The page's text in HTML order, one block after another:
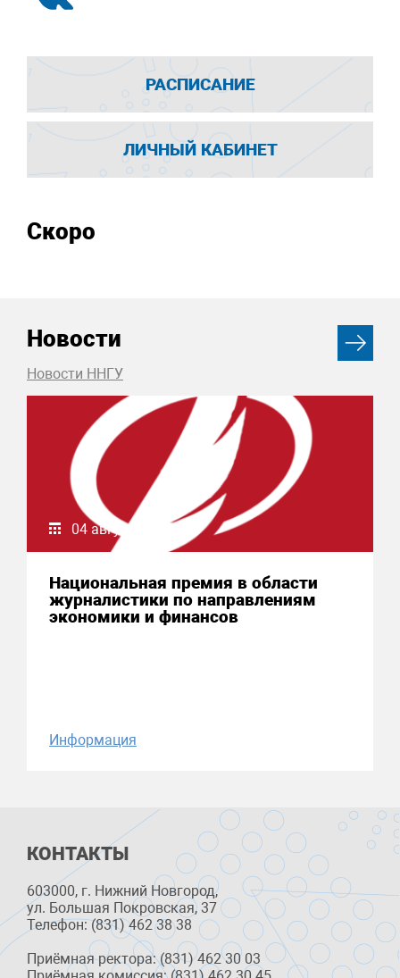
РАСПИСАНИЕ
ЛИЧНЫЙ КАБИНЕТ
Скоро
Новости
Новости ННГУ
04 августа 2026
Национальная премия в области
журналистики по направлениям
экономики и финансов
Информация
КОНТАКТЫ
603000, г. Нижний Новгород,
ул. Большая Покровская, 37
Телефон: (831) 462 38 38
Приёмная ректора: (831) 462 30 03